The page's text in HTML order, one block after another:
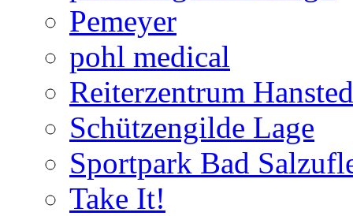
Pemeyer
pohl medical
Reiterzentrum
Schützengilde Lage
Sportpark Bad
Take It!